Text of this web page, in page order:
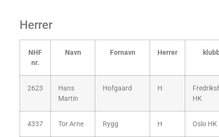
Herrer
NHF
nr.
Navn Fornavn Herrer
2623
Hans
Martin
Hofgaard H
HK
4337 Tor Arne Rygg H Oslo HK